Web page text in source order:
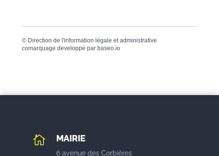
© Direction de l'information légale et administrative
comarquage developpé par baseo.io
 MAIRIE
6 avenue des Corbières